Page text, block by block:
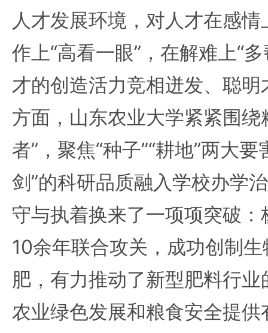
人才发展环境，对人才在感情
作上“高看一眼”，在解难上“
才的创造活力竞相迸发、聪
方面，山东农业大学紧紧围绕
者”，聚焦“种子”“耕地”两大
剑”的科研品质融入学校办学
守与执着换来了一项项突破
10余年联合攻关，成功创制
肥，有力推动了新型肥料行
农业绿色发展和粮食安全提